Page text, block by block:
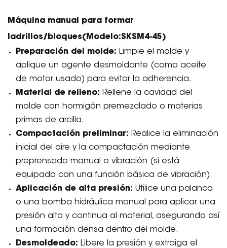
Máquina manual para formar
ladrillos/bloques(Modelo:SKSM4-45)
Preparación del molde: Limpie el molde y
aplique un agente desmoldante (como aceite
de motor usado) para evitar la adherencia.
Material de relleno: Rellene la cavidad del
molde con hormigón premezclado o materias
primas de arcilla.
Compactación preliminar: Realice la eliminación
inicial del aire y la compactación mediante
preprensado manual o vibración (si está
equipado con una función básica de vibración).
Aplicación de alta presión: Utilice una palanca
o una bomba hidráulica manual para aplicar una
presión alta y continua al material, asegurando así
una formación densa dentro del molde.
Desmoldeado: Libere la presión y extraiga el